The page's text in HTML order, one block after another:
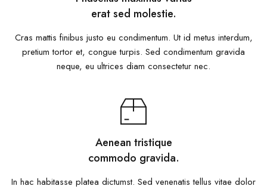
erat sed molestie.
Cras mattis finibus justo eu condimentum. Ut id metus interdum,
pretium tortor et, congue turpis. Sed condimentum gravida
neque, eu ultrices diam consectetur nec.
Aenean tristique
commodo gravida.
In hac habitasse platea dictumst. Sed venenatis tellus vitae dolor